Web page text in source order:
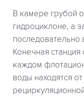
В камере грубой
гидроциклоне, а
Конечная
каждом
воды находятся